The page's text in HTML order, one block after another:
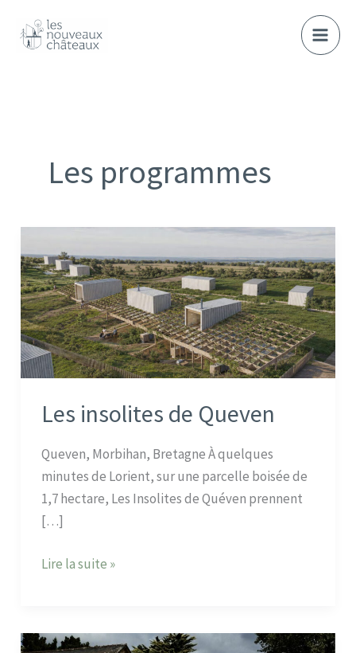
contenu
Les programmes
Les insolites de Queven
Queven, Morbihan, Bretagne À quelques
minutes de Lorient, sur une parcelle boisée de
1,7 hectare, Les Insolites de Quéven prennent
[…]
insolites
de
Queven
Lire la suite »
Investir